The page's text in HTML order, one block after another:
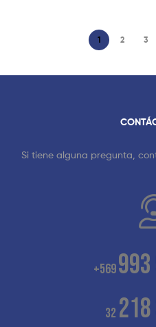
1 2 3
Si tiene alguna pregunta,
+569
32